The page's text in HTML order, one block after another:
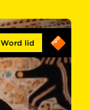
Word lid